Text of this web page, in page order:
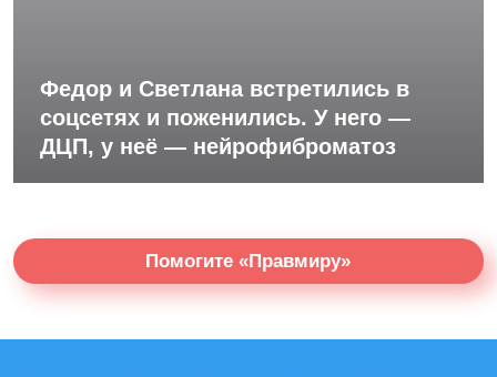
Федор и Светлана встретились в
соцсетях и поженились. У него —
ДЦП, у неё — нейрофиброматоз
Помогите «Правмиру»